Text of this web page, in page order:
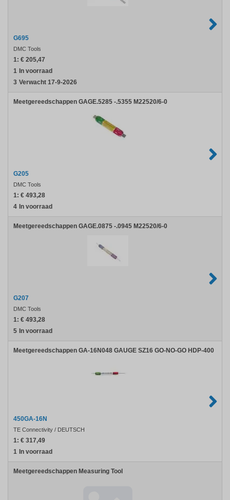
G695
DMC Tools
1: € 205,47
1 In voorraad
3 Verwacht 17-9-2026
Meetgereedschappen GAGE.5285 -.5355 M22520/6-0
G205
DMC Tools
1: € 493,28
4 In voorraad
Meetgereedschappen GAGE.0875 -.0945 M22520/6-0
G207
DMC Tools
1: € 493,28
5 In voorraad
Meetgereedschappen GA-16N048 GAUGE SZ16 GO-NO-GO HDP-400
450GA-16N
TE Connectivity / DEUTSCH
1: € 317,49
1 In voorraad
Meetgereedschappen Measuring Tool